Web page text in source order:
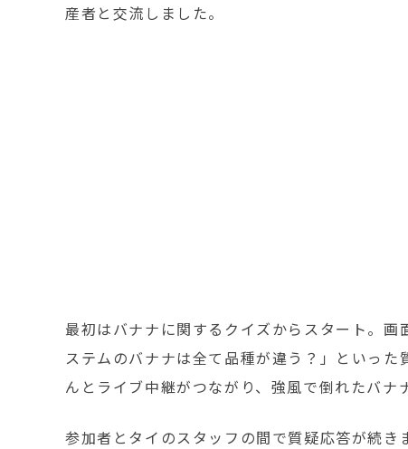
産者と交流しました。
最初はバナナに関するクイズからスタート。
ステムのバナナは全て品種が違う？」といっ
んとライブ中継がつながり、強風で倒れたバナ
参加者とタイのスタッフの間で質疑応答が続